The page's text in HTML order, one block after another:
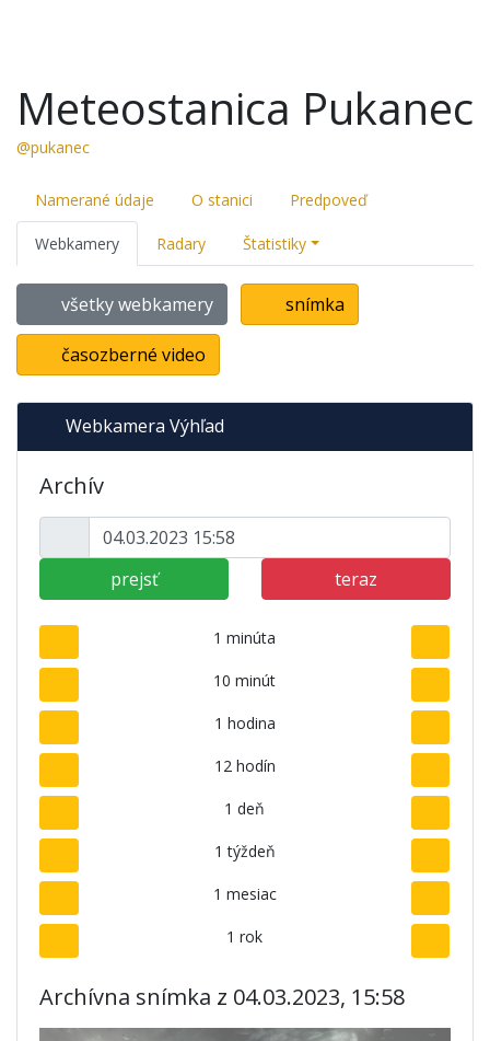
Meteostanica Pukanec
@pukanec
Namerané údaje O stanici Predpoveď
Webkamery Radary Štatistiky
všetky webkamery snímka
časozberné video
Webkamera Výhľad
Archív
prejsť teraz
1 minúta
10 minút
1 hodina
12 hodín
1 deň
1 týždeň
1 mesiac
1 rok
Archívna snímka z 04.03.2023, 15:58